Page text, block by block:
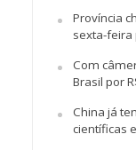
Província
sexta-feira
Com
Brasil por
China já
científicas